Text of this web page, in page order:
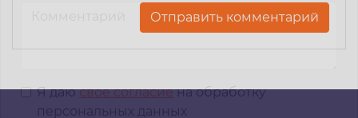
Я даюсвое согласиена обработку
персональных данных